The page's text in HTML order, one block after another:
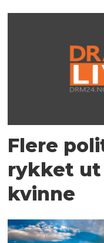
Flere
rykket
kvinne